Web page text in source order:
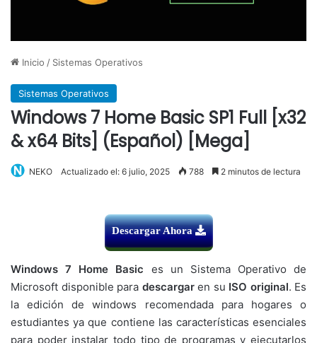
Inicio / Sistemas Operativos
Sistemas Operativos
Windows 7 Home Basic SP1 Full [x32
& x64 Bits] (Español) [Mega]
NEKO Actualizado el: 6 julio, 2025 788 2 minutos de lectura
Descargar Ahora
Windows 7 Home Basic es un Sistema Operativo de
Microsoft disponible para descargar en su ISO original. Es
la edición de windows recomendada para hogares o
estudiantes ya que contiene las características esenciales
para poder instalar todo tipo de programas y ejecutarlos